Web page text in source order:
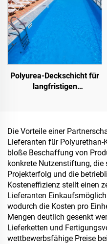
Polyurea-Deckschicht für
langfristigen
Die Vorteile einer
Lieferanten für
bloße Beschaffung von
konkrete Nutzenstiftung,
Projekterfolg und die
Kosteneffizienz stellt einen
Lieferanten
wodurch die Kosten pro
Mengen deutlich gesenkt
Lieferketten und
wettbewerbsfähige Preise